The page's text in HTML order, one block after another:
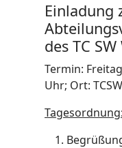
Einladung
des TC
Termin:
Uhr; Ort:
Tagesordnung: